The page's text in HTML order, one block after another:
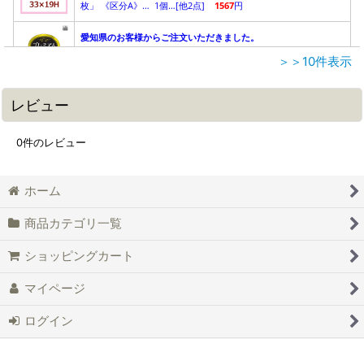
＞＞10件表示
レビュー
0件のレビュー
ホーム
商品カテゴリ一覧
ショッピングカート
マイページ
ログイン